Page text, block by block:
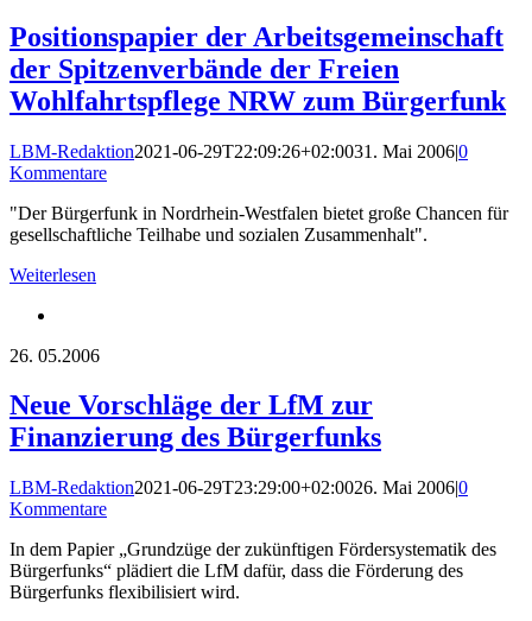
Positionspapier der Arbeitsgemeinschaft
der Spitzenverbände der Freien
Wohlfahrtspflege NRW zum Bürgerfunk
LBM-Redaktion2021-06-29T22:09:26+02:0031. Mai 2006|0
Kommentare
"Der Bürgerfunk in Nordrhein-Westfalen bietet große Chancen für
gesellschaftliche Teilhabe und sozialen Zusammenhalt".
Weiterlesen
26. 05.2006
Neue Vorschläge der LfM zur
Finanzierung des Bürgerfunks
LBM-Redaktion2021-06-29T23:29:00+02:0026. Mai 2006|0
Kommentare
In dem Papier „Grundzüge der zukünftigen Fördersystematik des
Bürgerfunks“ plädiert die LfM dafür, dass die Förderung des
Bürgerfunks flexibilisiert wird.